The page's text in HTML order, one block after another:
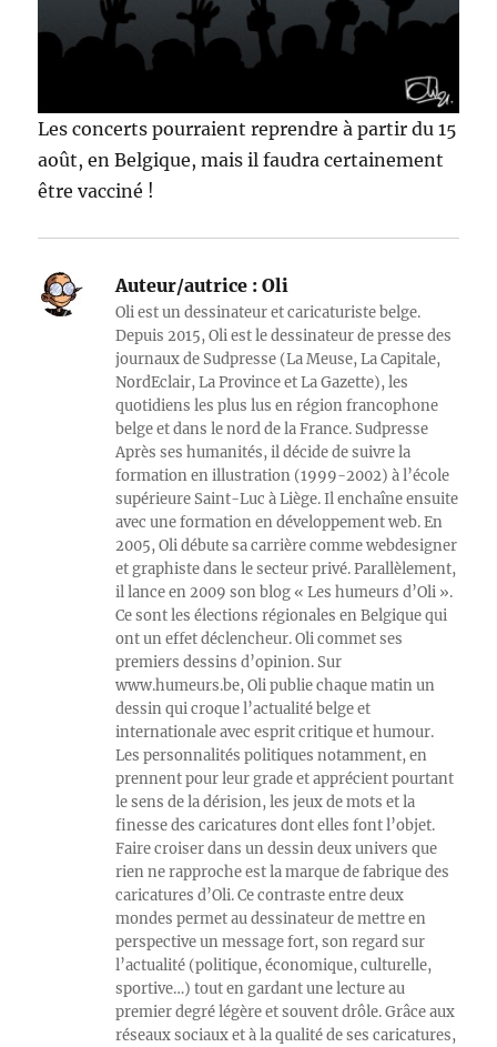
Les concerts pourraient reprendre à partir du 15
août, en Belgique, mais il faudra certainement
être vacciné !
Auteur/autrice : Oli
Oli est un dessinateur et caricaturiste belge.
Depuis 2015, Oli est le dessinateur de presse des
journaux de Sudpresse (La Meuse, La Capitale,
NordEclair, La Province et La Gazette), les
quotidiens les plus lus en région francophone
belge et dans le nord de la France. Sudpresse
Après ses humanités, il décide de suivre la
formation en illustration (1999-2002) à l’école
supérieure Saint-Luc à Liège. Il enchaîne ensuite
avec une formation en développement web. En
2005, Oli débute sa carrière comme webdesigner
et graphiste dans le secteur privé. Parallèlement,
il lance en 2009 son blog « Les humeurs d’Oli ».
Ce sont les élections régionales en Belgique qui
ont un effet déclencheur. Oli commet ses
premiers dessins d’opinion. Sur
www.humeurs.be, Oli publie chaque matin un
dessin qui croque l’actualité belge et
internationale avec esprit critique et humour.
Les personnalités politiques notamment, en
prennent pour leur grade et apprécient pourtant
le sens de la dérision, les jeux de mots et la
finesse des caricatures dont elles font l’objet.
Faire croiser dans un dessin deux univers que
rien ne rapproche est la marque de fabrique des
caricatures d’Oli. Ce contraste entre deux
mondes permet au dessinateur de mettre en
perspective un message fort, son regard sur
l’actualité (politique, économique, culturelle,
sportive…) tout en gardant une lecture au
premier degré légère et souvent drôle. Grâce aux
réseaux sociaux et à la qualité de ses caricatures,